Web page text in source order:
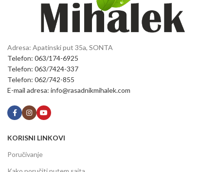
Adresa: Apatinski put 35a, SONTA
Telefon: 063/174-6925
Telefon: 063/7424-337
Telefon: 062/742-855
E-mail adresa: info@rasadnikmihalek.com
KORISNI LINKOVI
Poručivanje